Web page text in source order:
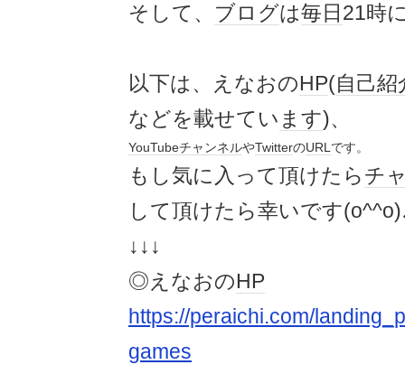
そして、 ブログは毎日 21時
以下は、えなおのHP(自己紹
などを載せてい ます)、
YouTubeチャンネルやTwitterのURLです。
もし気に入って頂けたらチ
して頂けたら幸いです
↓↓↓
◎えなおのHP
https://peraichi.com/
games